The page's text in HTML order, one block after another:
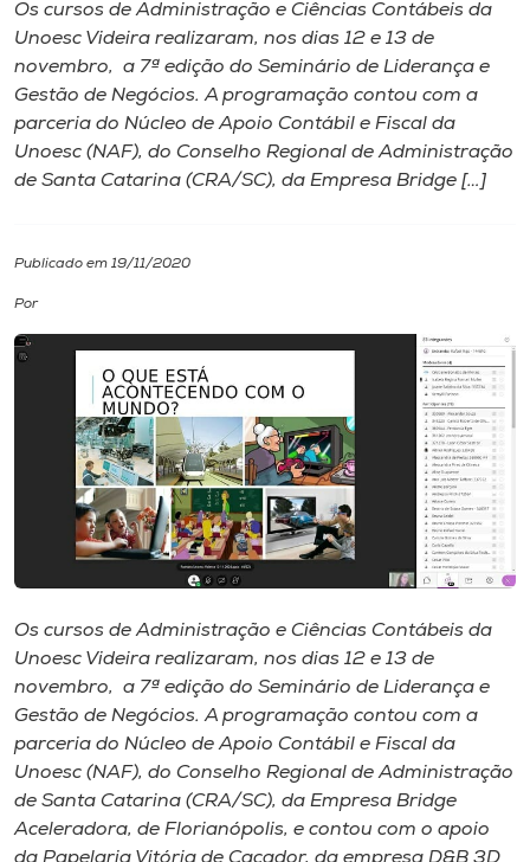
A
Internacionalização
I.nova
Diplomados
Cultura
Biblioteca
Editora
Museu
Unoesc
Store
Os cursos de Administração e Ciências Contábeis da
Unoesc Videira realizaram, nos dias 12 e 13 de
novembro, a 7ª edição do Seminário de Liderança e
Gestão de Negócios. A programação contou com a
parceria do Núcleo de Apoio Contábil e Fiscal da
Unoesc (NAF), do Conselho Regional de Administração
de Santa Catarina (CRA/SC), da Empresa Bridge […]
Publicado em 19/11/2020
Por
Os cursos de Administração e Ciências Contábeis da
Unoesc Videira realizaram, nos dias 12 e 13 de
novembro, a 7ª edição do Seminário de Liderança e
Gestão de Negócios. A programação contou com a
parceria do Núcleo de Apoio Contábil e Fiscal da
Unoesc (NAF), do Conselho Regional de Administração
de Santa Catarina (CRA/SC), da Empresa Bridge
Aceleradora, de Florianópolis, e contou com o apoio